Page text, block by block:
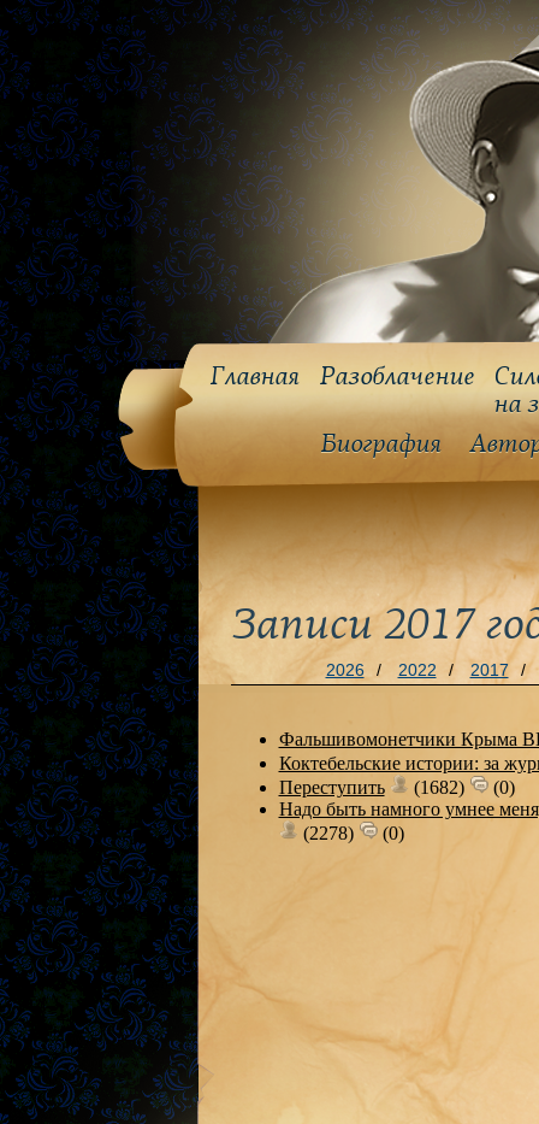
Главная Разоблачение
на
Биография
Записи 2017
2026 / 2022 / 2017 /
Фальшивомонетчики Крыма
Коктебельские истории: за
Переступить
(1682)
(0)
Надо быть намного умнее
(2278)
(0)